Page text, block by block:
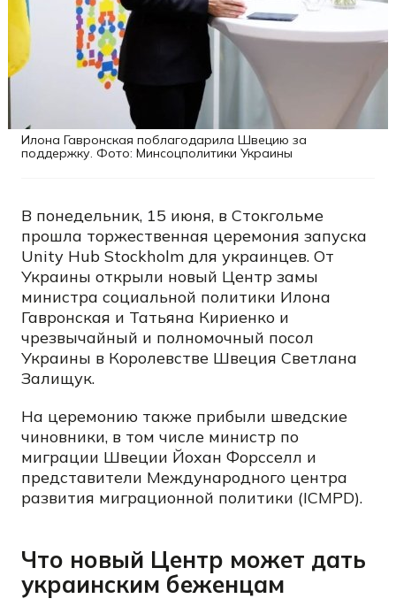
Илона Гавронская поблагодарила Швецию за
поддержку. Фото: Минсоцполитики Украины
В понедельник, 15 июня, в Стокгольме
прошла торжественная церемония запуска
Unity Hub Stockholm для украинцев. От
Украины открыли новый Центр замы
министра социальной политики Илона
Гавронская и Татьяна Кириенко и
чрезвычайный и полномочный посол
Украины в Королевстве Швеция Светлана
Залищук.
На церемонию также прибыли шведские
чиновники, в том числе министр по
миграции Швеции Йохан Форсселл и
представители Международного центра
развития миграционной политики (ICMPD).
Что новый Центр может дать
украинским беженцам